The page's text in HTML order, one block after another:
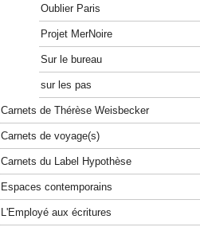
Oublier Paris
Projet MerNoire
Sur le bureau
sur les pas
Carnets de Thérèse Weisbecker
Carnets de voyage(s)
Carnets du Label Hypothèse
Espaces contemporains
L'Employé aux écritures